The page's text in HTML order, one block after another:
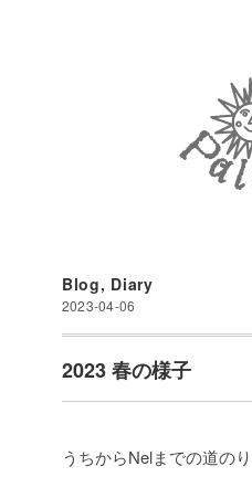
Blog, Diary
2023-04-06
2023 春の様子
うちからNelまでの道の